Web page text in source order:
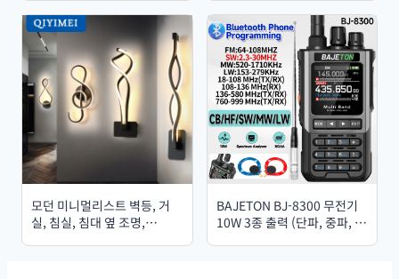
호 증폭 장거리 네트워크 간편
설치
터
모던 미니멀리스트 벽등, 거
실, 침실, 침대 옆 조명,
BAJETON BJ-8300 무전기
10W 3종 출력 (단파, 중파, 장